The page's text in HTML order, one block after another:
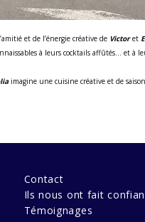
et de l’énergie créative de Victoret
à leurs cocktails affûtés… et à
imagine une cuisine créative et de
Contact
Ils nous ont fait
Témoignages